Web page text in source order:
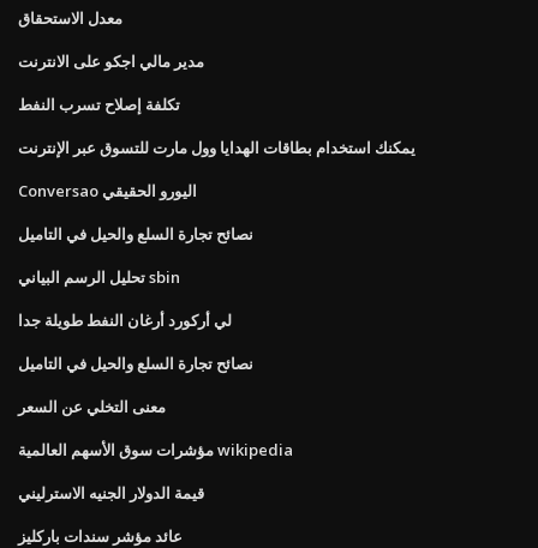
معدل الاستحقاق
مدير مالي اجكو على الانترنت
تكلفة إصلاح تسرب النفط
يمكنك استخدام بطاقات الهدايا وول مارت للتسوق عبر الإنترنت
Conversao اليورو الحقيقي
نصائح تجارة السلع والحيل في التاميل
تحليل الرسم البياني sbin
لي أركورد أرغان النفط طويلة جدا
نصائح تجارة السلع والحيل في التاميل
معنى التخلي عن السعر
مؤشرات سوق الأسهم العالمية wikipedia
قيمة الدولار الجنيه الاسترليني
عائد مؤشر سندات باركليز